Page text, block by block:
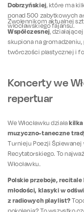
Dobrzyńskiej, które ma
ponad 500 zabytkowych
włocławskiego fajansu.
Zwolennikom aktualnej
Współczesnej,
skupiona na
twórczości plastycznej i
Koncerty we
repertuar
We Włocławku działakilka
muzyczno-taneczne
Turnieju Poezji Śpiewanej
Recytatorskiego. To
Włocławku.
Polskie przeboje,
młodości, klasyki w
z radiowych playlist?